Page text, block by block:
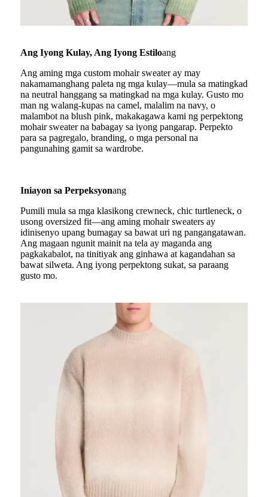
Ang Iyong Kulay, Ang Iyong Estiloang
Ang aming mga custom mohair sweater ay may
nakamamanghang paleta ng mga kulay—mula sa matingkad
na neutral hanggang sa matingkad na mga kulay. Gusto mo
man ng walang-kupas na camel, malalim na navy, o
malambot na blush pink, makakagawa kami ng perpektong
mohair sweater na babagay sa iyong pangarap. Perpekto
para sa pagregalo, branding, o mga personal na
pangunahing gamit sa wardrobe.
Iniayon sa Perpeksyonang
Pumili mula sa mga klasikong crewneck, chic turtleneck, o
usong oversized fit—ang aming mohair sweaters ay
idinisenyo upang bumagay sa bawat uri ng pangangatawan.
Ang magaan ngunit mainit na tela ay maganda ang
pagkakabalot, na tinitiyak ang ginhawa at kagandahan sa
bawat silweta. Ang iyong perpektong sukat, sa paraang
gusto mo.